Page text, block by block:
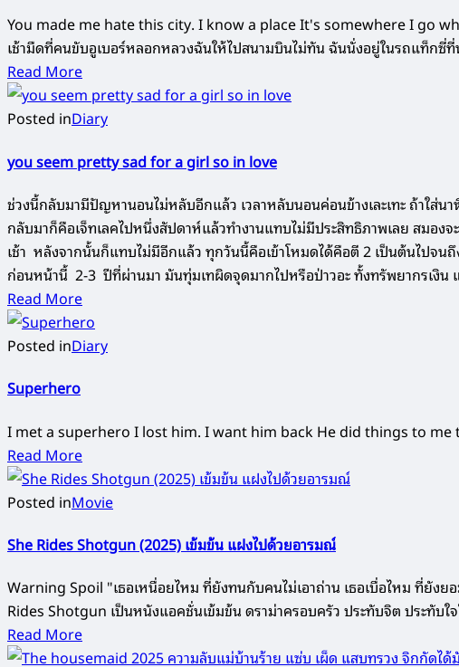
You made me hate this city. I know a place It's somewhere I go
เช้ามืดที่คนขับอูเบอร์หลอกหลวงฉันให้ไปสนามบินไม่ทัน ฉันนั่งอยู่ในรถแท็ก
Read More
Posted inDiary
you seem pretty sad for a girl so in love
ช่วงนี้กลับมามีปัญหานอนไม่หลับอีกแล้ว เวลาหลับนอนค่อนข้างเละเทะ ถ้าใส่
กลับมาก็คือเจ็ทเลคไปหนึ่งสัปดาห์แล้วทำงานแทบไม่มีประสิทธิภาพเลย สมอ
เช้า หลังจากนั้นก็แทบไม่มีอีกแล้ว ทุกวันนี้คือเข้าโหมดได้คือตี 2 เป็นต้นไปจนถึ
ก่อนหน้านี้ 2-3 ปีที่ผ่านมา มันทุ่มเทผิดจุดมากไปหรือป่าวอะ ทั้งทรัพยากรเงิน
Read More
Posted inDiary
Superhero
I met a superhero I lost him. I want him back He did things to
Read More
Posted inMovie
She Rides Shotgun (2025) เข้มข้น แฝงไปด้วยอารมณ์
Warning Spoil "เธอเหนื่อยไหม ที่ยังทนกับคนไม่เอาถ่าน เธอเบื่อไหม ที่ยัง
Rides Shotgun เป็นหนังแอคชั่นเข้มข้น ดราม่าครอบครัว ประทับจิต ประทั
Read More